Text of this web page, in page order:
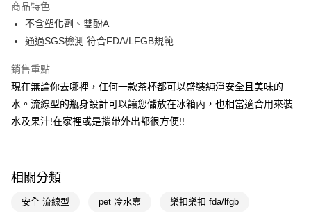
LINE Pay
Apple Pay
街口支付
悠遊付
Google Pay
【關於「AFTEE先享後付」】
便利好安心！
商品特色
不含塑化劑、雙酚A
通過SGS檢測 符合FDA/LFGB規範
銷售重點
現在無論你去哪裡，任何一款茶杯都可以盛裝純淨安全且美味的
水。流線型的瓶身設計可以讓您儲放在冰箱內，也相當適合用來裝
水及果汁!在家裡或是攜帶外出都很方便!!
相關分類
安全 流線型 pet 冷水壼 樂扣樂扣 fda/lfgb